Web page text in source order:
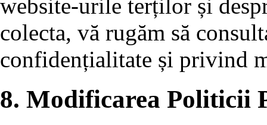
website-urile terților și
colecta, vă rugăm să
confidențialitate și privind
8. Modificarea Politicii